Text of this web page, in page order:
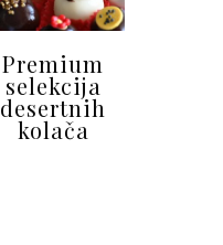
Premium
selekcija
desertnih
kolača